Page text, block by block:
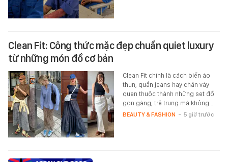
Clean Fit: Công thức mặc đẹp chuẩn quiet luxury
từ những món đồ cơ bản
Clean Fit chính là cách biến áo
thun, quần jeans hay chân váy
quen thuộc thành những set đồ
gọn gàng, trẻ trung mà không…
BEAUTY & FASHION - 5 giờ trước